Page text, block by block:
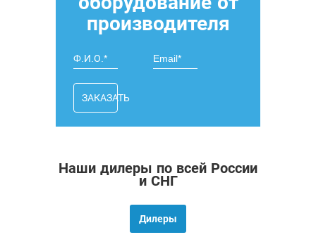
производителя
ЗАКАЗАТЬ
Наши дилеры по всей России
и СНГ
Дилеры